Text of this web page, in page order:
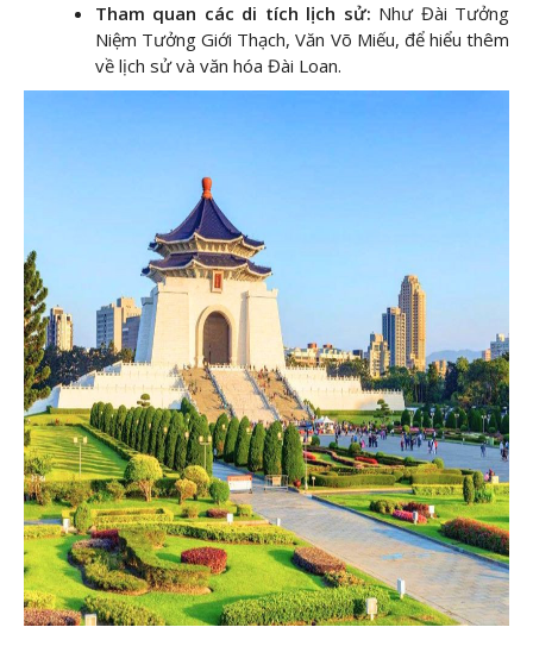
Tham quan các di tích lịch sử: Như Đài Tưởng
Niệm Tưởng Giới Thạch, Văn Võ Miếu, để hiểu thêm
về lịch sử và văn hóa Đài Loan.